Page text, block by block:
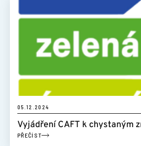
05.12.2024
Vyjádření CAFT k chystaným
PŘEČÍST